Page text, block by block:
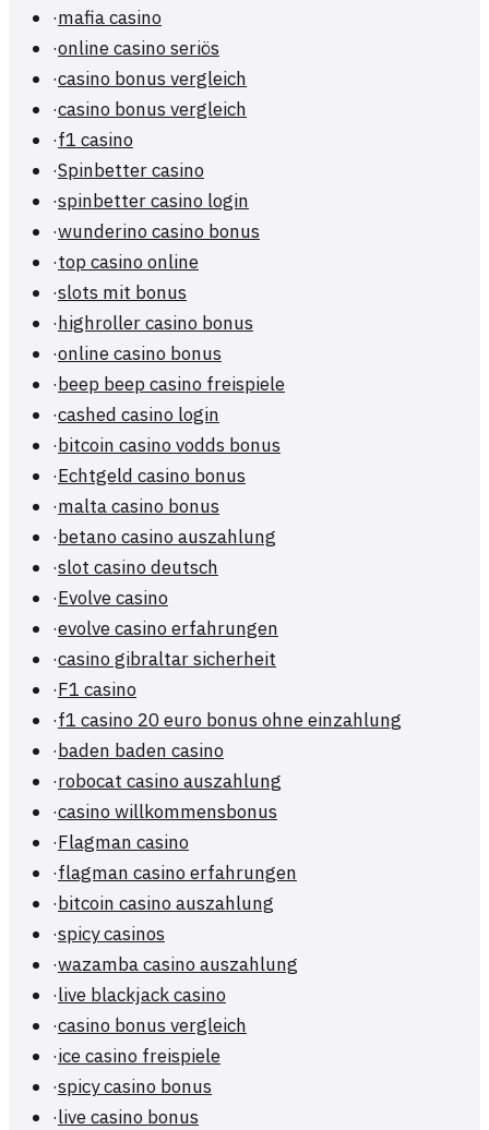
·mafia casino
·online casino seriös
·casino bonus vergleich
·casino bonus vergleich
·f1 casino
·Spinbetter casino
·spinbetter casino login
·wunderino casino bonus
·top casino online
·slots mit bonus
·highroller casino bonus
·online casino bonus
·beep beep casino freispiele
·cashed casino login
·bitcoin casino vodds bonus
·Echtgeld casino bonus
·malta casino bonus
·betano casino auszahlung
·slot casino deutsch
·Evolve casino
·evolve casino erfahrungen
·casino gibraltar sicherheit
·F1 casino
·f1 casino 20 euro bonus ohne einzahlung
·baden baden casino
·robocat casino auszahlung
·casino willkommensbonus
·Flagman casino
·flagman casino erfahrungen
·bitcoin casino auszahlung
·spicy casinos
·wazamba casino auszahlung
·live blackjack casino
·casino bonus vergleich
·ice casino freispiele
·spicy casino bonus
·live casino bonus